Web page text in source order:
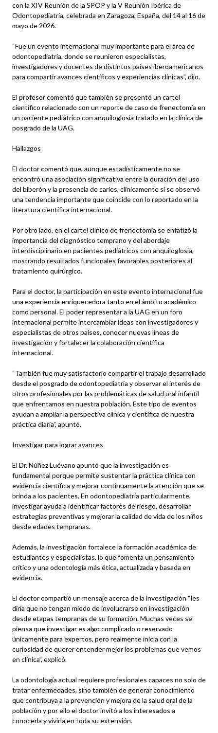
con la XIV Reunión de la SPOP y la V Reunión Ibérica de
Odontopediatría, celebrada en Zaragoza, España, del 14 al 16 de
mayo de 2026.
“Fue un evento internacional muy importante para el área de
odontopediatría, donde se reunieron especialistas,
investigadores y docentes de distintos países iberoamericanos
para compartir avances científicos y experiencias clínicas”, dijo.
El profesor comentó que también se presentó un cartel
científico relacionado con un reporte de caso de frenectomía en
un paciente pediátrico con anquiloglosia tratado en la clínica de
posgrado de la UAG.
Hallazgos
El doctor comentó que, aunque estadísticamente no se
encontró una asociación significativa entre la duración del uso
del biberón y la presencia de caries, clínicamente sí se observó
una tendencia importante que coincide con lo reportado en la
literatura científica internacional.
Por otro lado, en el cartel clínico de frenectomía se enfatizó la
importancia del diagnóstico temprano y del abordaje
interdisciplinario en pacientes pediátricos con anquiloglosia,
mostrando resultados funcionales favorables posteriores al
tratamiento quirúrgico.
Para el doctor, la participación en este evento internacional fue
una experiencia enriquecedora tanto en el ámbito académico
como personal. El poder representar a la UAG en un foro
internacional permite intercambiar ideas con investigadores y
especialistas de otros países, conocer nuevas líneas de
investigación y fortalecer la colaboración científica
internacional.
“También fue muy satisfactorio compartir el trabajo desarrollado
desde el posgrado de odontopediatría y observar el interés de
otros profesionales por las problemáticas de salud oral infantil
que enfrentamos en nuestra población. Este tipo de eventos
ayudan a ampliar la perspectiva clínica y científica de nuestra
práctica diaria”, apuntó.
Investigar para lograr avances
El Dr. Núñez Luévano apuntó que la investigación es
fundamental porque permite sustentar la práctica clínica con
evidencia científica y mejorar continuamente la atención que se
brinda a los pacientes. En odontopediatría particularmente,
investigar ayuda a identificar factores de riesgo, desarrollar
estrategias preventivas y mejorar la calidad de vida de los niños
desde edades tempranas.
Además, la investigación fortalece la formación académica de
estudiantes y especialistas, lo que fomenta un pensamiento
crítico y una odontología más ética, actualizada y basada en
evidencia.
El doctor compartió un mensaje acerca de la investigación “les
diría que no tengan miedo de involucrarse en investigación
desde etapas tempranas de su formación. Muchas veces se
piensa que investigar es algo complicado o reservado
únicamente para expertos, pero realmente inicia con la
curiosidad de querer entender mejor los problemas que vemos
en clínica”, explicó.
La odontología actual requiere profesionales capaces no solo de
tratar enfermedades, sino también de generar conocimiento
que contribuya a la prevención y mejora de la salud oral de la
población y por ello el doctor invitó a los interesados a
conocerla y vivirla en toda su extensión.